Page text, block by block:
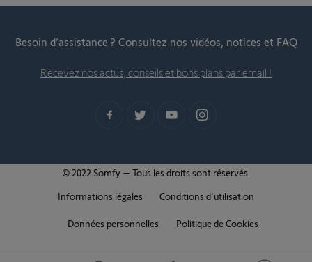
Besoin d’assistance ? Consultez nos vidéos, notices et FAQ
Recevez nos actus, conseils et bons plans par email !
© 2022 Somfy – Tous les droits sont réservés.
Informations légales
Conditions d'utilisation
Données personnelles Politique de Cookies